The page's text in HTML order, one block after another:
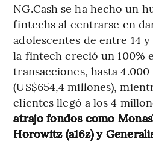
NG.Cash se ha hecho un
fintechs al centrarse en
adolescentes de entre 14 y
la fintech creció un 100%
transacciones, hasta
(US$654,4 millones),
clientes llegó a los 4
atrajo fondos como
Horowitz (a16z) y